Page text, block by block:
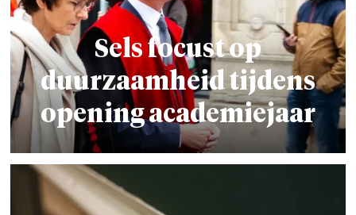
Sels focust op
duurzaamheid tijdens
opening academiejaar